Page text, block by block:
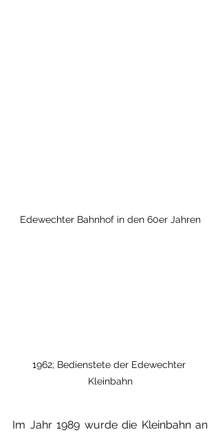
Edewechter Bahnhof in den 60er Jahren
1962; Bedienstete der Edewechter
Kleinbahn
Im Jahr 1989 wurde die Kleinbahn an